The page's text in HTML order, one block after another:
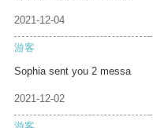
2021-12-04
游客
Sophia sent you 2 messa
2021-12-02